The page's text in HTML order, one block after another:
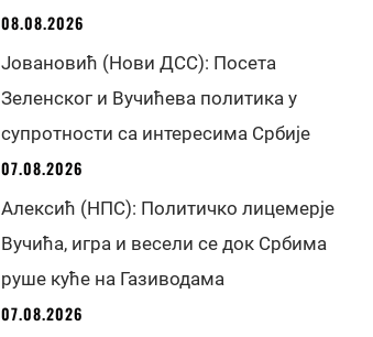
08.08.2026
Јовановић (Нови ДСС): Посета
Зеленског и Вучићева политика у
супротности са интересима Србије
07.08.2026
Алексић (НПС): Политичко лицемерје
Вучића, игра и весели се док Србима
руше куће на Газиводама
07.08.2026